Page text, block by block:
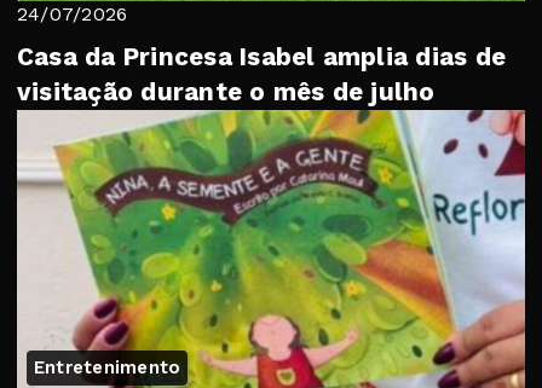
24/07/2026
Casa da Princesa Isabel amplia dias de
visitação durante o mês de julho
Entretenimento